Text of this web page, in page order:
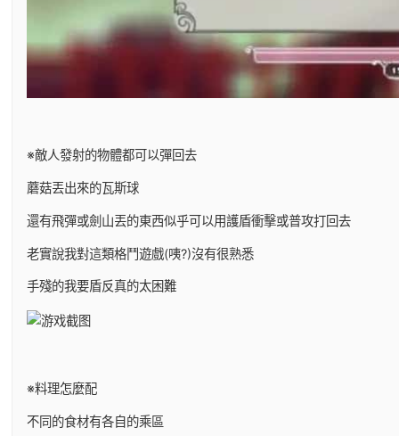
※敵人發射的物體都可以彈回去
蘑菇丟出來的瓦斯球
還有飛彈或劍山丟的東西似乎可以用護盾衝擊或普攻打回去
老實說我對這類格鬥遊戲(咦?)沒有很熟悉
手殘的我要盾反真的太困難
※料理怎麼配
不同的食材有各自的乘區